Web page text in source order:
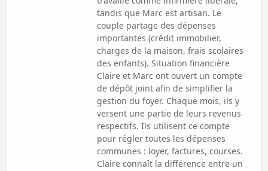
tandis que Marc est artisan. Le
couple partage des dépenses
importantes (crédit immobilier,
charges de la maison, frais scolaires
des enfants). Situation financière
Claire et Marc ont ouvert un compte
de dépôt joint afin de simplifier la
gestion du foyer. Chaque mois, ils y
versent une partie de leurs revenus
respectifs. Ils utilisent ce compte
pour régler toutes les dépenses
communes : loyer, factures, courses.
Claire connaît la différence entre un